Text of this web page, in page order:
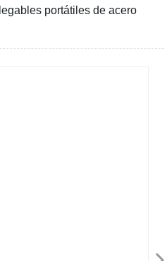
portátiles de acero